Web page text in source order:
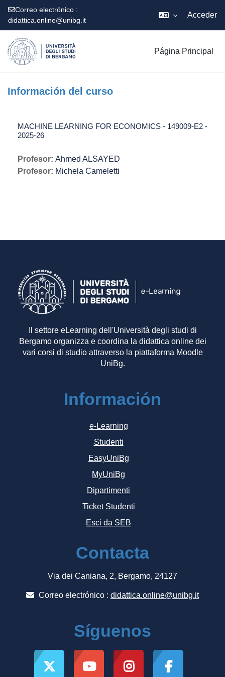
Correo electrónico :
didattica.online@unibg.it
Acceder
Página Principal
Información del curso
MACHINE LEARNING FOR ECONOMICS - 149009-E2 -
2025-26
Profesor: Ahmed ALSAYED
Profesor: Michela Cameletti
Il settore eLearning dell'Università degli studi di
Bergamo organizza e coordina la didattica online dei
vari corsi di studio attraverso la piattaforma Moodle
UniBg.
Información
e-Learning
Studenti
EasyUniBg
MyUniBg
Dipartimenti
Ticket Studenti
Esci da SEB
Contacta
Via dei Caniana, 2, Bergamo, 24127
Correo electrónico : didattica.online@unibg.it
Síguenos